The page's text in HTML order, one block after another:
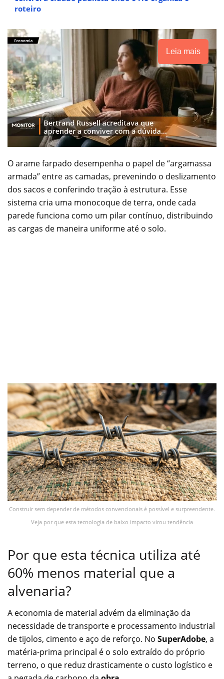
roteiro
Leia mais
O arame farpado desempenha o papel de “argamassa
armada” entre as camadas, prevenindo o deslizamento
dos sacos e conferindo tração à estrutura. Esse
sistema cria uma monocoque de terra, onde cada
parede funciona como um pilar contínuo, distribuindo
as cargas de maneira uniforme até o solo.
Construir sem depender de métodos convencionais é possível e surpreendente.
Veja por que esta tecnologia de baixo impacto virou tendência
Por que esta técnica utiliza até
60% menos material que a
alvenaria?
A economia de material advém da eliminação da
necessidade de transporte e processamento industrial
de tijolos, cimento e aço de reforço. No SuperAdobe, a
matéria-prima principal é o solo extraído do próprio
terreno, o que reduz drasticamente o custo logístico e